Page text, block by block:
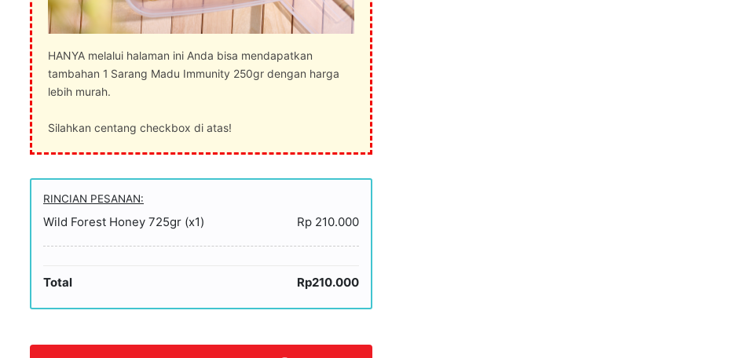
HANYA melalui halaman ini Anda bisa mendapatkan
tambahan 1 Sarang Madu Immunity 250gr dengan harga
lebih murah.
Silahkan centang checkbox di atas!
RINCIAN PESANAN:
Wild Forest Honey 725gr (x1) Rp 210.000
Total Rp210.000